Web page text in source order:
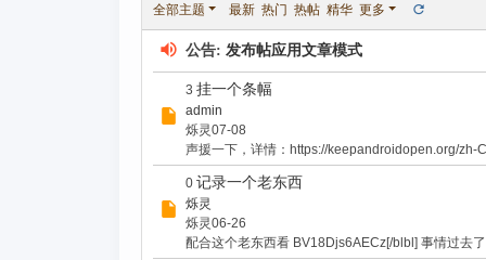
G|
库
塔
全部主题 最新 热门 热帖 精华 更多
公告: 发布帖应用文章模式
3 挂一个条幅
admin
烁灵07-08
声援一下，详情：https://keepandroidopen.org/zh-
0 记录一个老东西
烁灵
烁灵06-26
配合这个老东西看 BV18Djs6AECz[/blbl] 事情过去